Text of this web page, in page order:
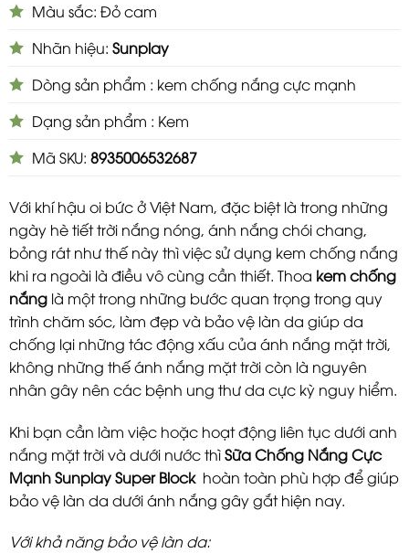
Màu sắc: Đỏ cam
Nhãn hiệu: Sunplay
Dòng sản phẩm : kem chống nắng cực mạnh
Dạng sản phẩm : Kem
Mã SKU: 8935006532687
Với khí hậu oi bức ở Việt Nam, đặc biệt là trong những
ngày hè tiết trời nắng nóng, ánh nắng chói chang,
bỏng rát như thế này thì việc sử dụng kem chống nắng
khi ra ngoài là điều vô cùng cần thiết. Thoa kem chống
nắng là một trong những bước quan trọng trong quy
trình chăm sóc, làm đẹp và bảo vệ làn da giúp da
chống lại những tác động xấu của ánh nắng mặt trời,
không những thế ánh nắng mặt trời còn là nguyên
nhân gây nên các bệnh ung thư da cực kỳ nguy hiểm.
Khi bạn cần làm việc hoặc hoạt động liên tục dưới anh
nắng mặt trời và dưới nước thìSữa Chống Nắng Cực
Mạnh Sunplay Super Blockhoàn toàn phù hợp để giúp
bảo vệ làn da dưới ánh nắng gây gắt hiện nay.
Với khả năng bảo vệ làn da: